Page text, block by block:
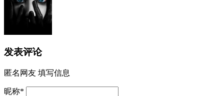
发表评论
匿名网友 填写信息
昵称*